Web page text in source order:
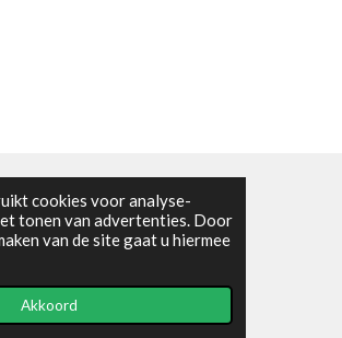
cookies voor analyse-
tonen van advertenties. Door
van de site gaat u hiermee
Akkoord
Het vlinderpad